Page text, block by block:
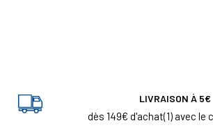
LIVRAISON À 5€
dès 149€ d'achat(1) avec le